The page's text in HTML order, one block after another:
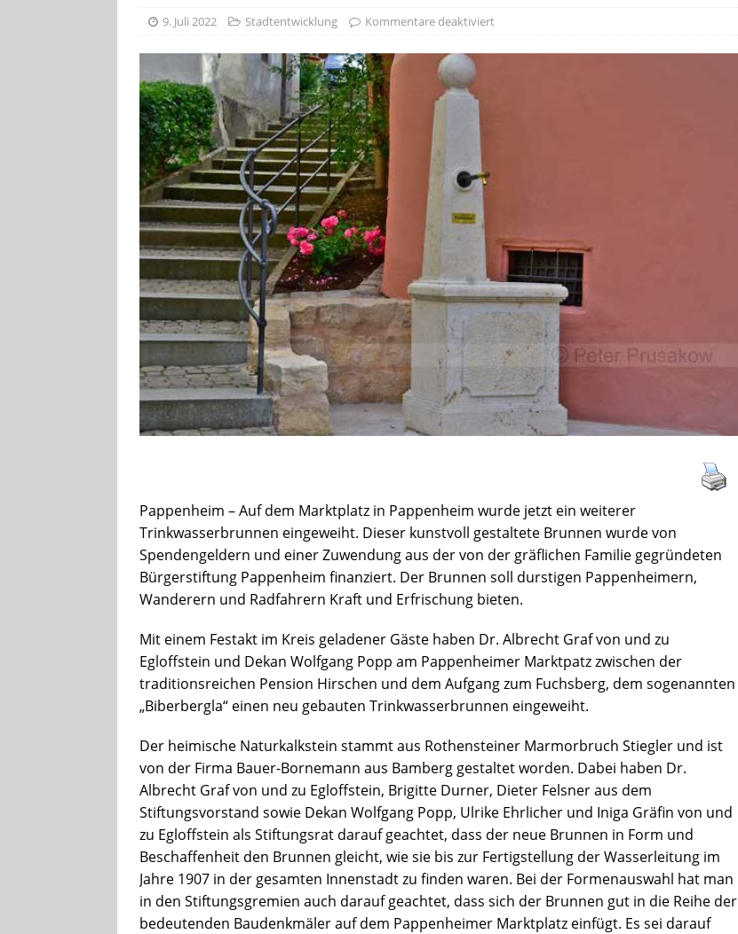
[ 3. August 2026 ]
Neue Naturparkführer verstärken das Angebot im Altmühltal
TOURISTIK
[ 5. August 2026 ]
Stellenangebot beim Wasserzweckverband links der Altmühl
UNTERNEHMEN
9. Juli 2022 Stadtentwicklung Kommentare deaktiviert
Pappenheim – Auf dem Marktplatz in Pappenheim wurde jetzt ein weiterer
Trinkwasserbrunnen eingeweiht. Dieser kunstvoll gestaltete Brunnen wurde von
Spendengeldern und einer Zuwendung aus der von der gräflichen Familie gegründeten
Bürgerstiftung Pappenheim finanziert. Der Brunnen soll durstigen Pappenheimern,
Wanderern und Radfahrern Kraft und Erfrischung bieten.
Mit einem Festakt im Kreis geladener Gäste haben Dr. Albrecht Graf von und zu
Egloffstein und Dekan Wolfgang Popp am Pappenheimer Marktpatz zwischen der
traditionsreichen Pension Hirschen und dem Aufgang zum Fuchsberg, dem sogenannten
„Biberbergla“ einen neu gebauten Trinkwasserbrunnen eingeweiht.
Der heimische Naturkalkstein stammt aus Rothensteiner Marmorbruch Stiegler und ist
von der Firma Bauer-Bornemann aus Bamberg gestaltet worden. Dabei haben Dr.
Albrecht Graf von und zu Egloffstein, Brigitte Durner, Dieter Felsner aus dem
Stiftungsvorstand sowie Dekan Wolfgang Popp, Ulrike Ehrlicher und Iniga Gräfin von und
zu Egloffstein als Stiftungsrat darauf geachtet, dass der neue Brunnen in Form und
Beschaffenheit den Brunnen gleicht, wie sie bis zur Fertigstellung der Wasserleitung im
Jahre 1907 in der gesamten Innenstadt zu finden waren. Bei der Formenauswahl hat man
in den Stiftungsgremien auch darauf geachtet, dass sich der Brunnen gut in die Reihe der
bedeutenden Baudenkmäler auf dem Pappenheimer Marktplatz einfügt. Es sei darauf